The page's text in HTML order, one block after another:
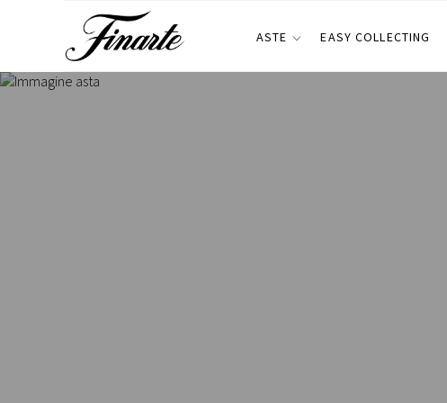
ASTE EASY COLLECTING